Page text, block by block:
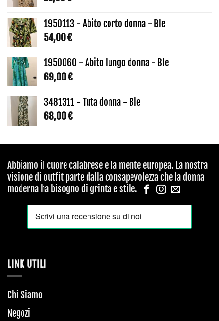
1950113 - Abito corto donna - Ble
54,00€
1950060 - Abito lungo donna - Ble
69,00€
3481311 - Tuta donna - Ble
68,00€
Abbiamo il cuore calabrese e la mente europea. La nostra
visione di outfit parte dalla consapevolezza che la donna
moderna ha bisogno di grinta e stile.
LINK UTILI
Chi Siamo
Negozi